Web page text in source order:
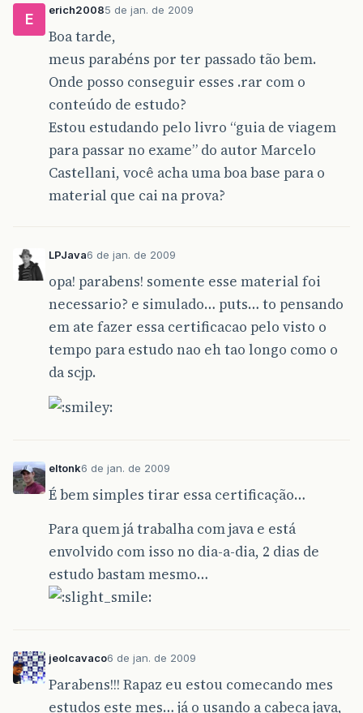
E
erich20085 de jan. de 2009
Boa tarde,
meus parabéns por ter passado tão bem.
Onde posso conseguir esses .rar com o
conteúdo de estudo?
Estou estudando pelo livro “guia de viagem
para passar no exame” do autor Marcelo
Castellani, você acha uma boa base para o
material que cai na prova?
LPJava6 de jan. de 2009
opa! parabens! somente esse material foi
necessario? e simulado… puts… to pensando
em ate fazer essa certificacao pelo visto o
tempo para estudo nao eh tao longo como o
da scjp.
eltonk6 de jan. de 2009
É bem simples tirar essa certificação…
Para quem já trabalha com java e está
envolvido com isso no dia-a-dia, 2 dias de
estudo bastam mesmo…
jeolcavaco6 de jan. de 2009
Parabens!!! Rapaz eu estou comecando mes
estudos este mes… já o usando a cabeca java,